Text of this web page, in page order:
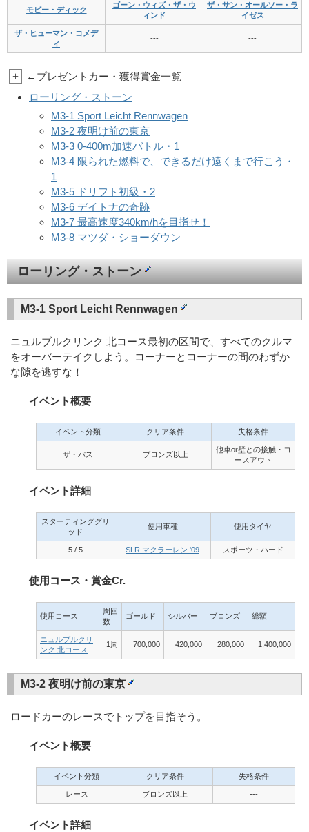
モビー・ディック
ゴーン・ウィズ・ザ・ウ
ィンド
ザ・サン・オールソー・ラ
イゼス
ザ・ヒューマン・コメデ
ィ
--- ---
+
←プレゼントカー・獲得賞金一覧
ローリング・ストーン
M3-1 Sport Leicht Rennwagen
M3-2 夜明け前の東京
M3-3 0-400m加速バトル・1
M3-4 限られた燃料で、できるだけ遠くまで行こう・
1
M3-5 ドリフト初級・2
M3-6 デイトナの奇跡
M3-7 最高速度340km/hを目指せ！
M3-8 マツダ・ショーダウン
ローリング・ストーン
M3-1 Sport Leicht Rennwagen
ニュルブルクリンク 北コース最初の区間で、すべてのクルマ
をオーバーテイクしよう。コーナーとコーナーの間のわずか
な隙を逃すな！
イベント概要
イベント分類 クリア条件 失格条件
ザ・パス ブロンズ以上
他車or壁との接触・コ
ースアウト
イベント詳細
スターティンググリ
ッド
使用車種 使用タイヤ
5 / 5 SLR マクラーレン '09 スポーツ・ハード
使用コース・賞金Cr.
使用コース
周回
数
ゴールド シルバー ブロンズ 総額
ニュルブルクリ
ンク 北コース
1周 700,000 420,000 280,000 1,400,000
M3-2 夜明け前の東京
ロードカーのレースでトップを目指そう。
イベント概要
イベント分類 クリア条件 失格条件
レース ブロンズ以上 ---
イベント詳細